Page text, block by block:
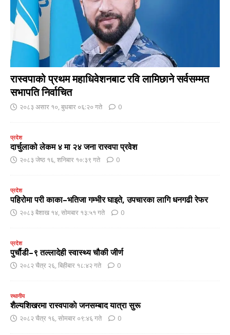
रास्वपाको प्रथम महाधिवेशनबाट रवि लामिछाने सर्वसम्मत
सभापति निर्वाचित
२०८३ असार १०, बुधबार ०६:२० गते 0
प्रदेश
दार्चुलाको लेकम ४ मा २४ जना रास्वपा प्रवेश
२०८३ जेष्ठ १६, शनिबार १०:३९ गते 0
प्रदेश
पहिरोमा परी काका–भतिजा गम्भीर घाइते, उपचारका लागि धनगढी रेफर
२०८३ बैशाख १४, सोमबार १३:५१ गते 0
प्रदेश
पुर्चौडी–९ तल्लादेही स्वास्थ्य चौकी जीर्ण
२०८२ चैत्र २६, बिहीबार १८:४२ गते 0
स्थानीय
शैल्यशिखरमा रास्वपाकाे जनसम्बाद यात्रा सुरू
२०८२ चैत्र १६, सोमबार ०९:४६ गते 0